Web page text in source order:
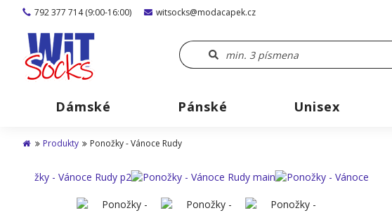
792 377 714 (9:00-16:00) witsocks@modacapek.cz
Dámské Pánské Unisex
Produkty Ponožky - Vánoce Rudy